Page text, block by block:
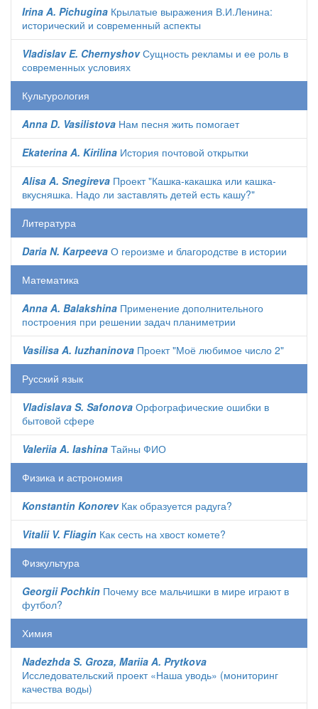
Irina A. Pichugina Крылатые выражения В.И.Ленина:
исторический и современный аспекты
Vladislav E. ChernyshovСущность рекламы и ее роль в
современных условиях
Культурология
Anna D. Vasilistova Нам песня жить помогает
Ekaterina A. Kirilina История почтовой открытки
Alisa A. Snegireva Проект "Кашка-какашка или кашка-
вкусняшка. Надо ли заставлять детей есть кашу?"
Литература
Daria N. Karpeeva О героизме и благородстве в истории
Математика
Anna A. Balakshina Применение дополнительного
построения при решении задач планиметрии
Vasilisa A. Iuzhaninova Проект "Моё любимое число 2"
Русский язык
Vladislava S. Safonova Орфографические ошибки в
бытовой сфере
Valeriia A. Iashina Тайны ФИО
Физика и астрономия
Konstantin KonorevКак образуется радуга?
Vitalii V. Fliagin Как сесть на хвост комете?
Физкультура
Georgii Pochkin Почему все мальчишки в мире играют в
футбол?
Химия
Nadezhda S. Groza, Mariia A. Prytkova
Исследовательский проект «Наша уводь» (мониторинг
качества воды)